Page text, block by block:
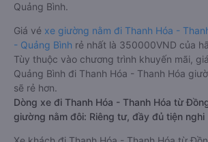
Quảng Bình.
Giá vé xe giường nằm đi Thanh Hóa -
- Quảng Bình rẻ nhất là 350000VND của
Tùy thuộc vào chương trình khuyến mãi,
Quảng Bình đi Thanh Hóa - Thanh Hóa
sẽ rẻ hơn.
Dòng xe đi Thanh Hóa - Thanh Hóa từ
giường nằm đôi: Riêng tư, đầy đủ tiện nghi